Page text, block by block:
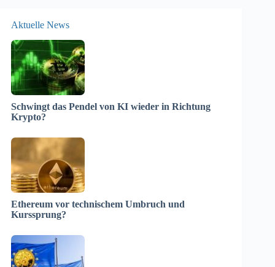
Aktuelle News
Schwingt das Pendel von KI wieder in Richtung
Krypto?
Ethereum vor technischem Umbruch und
Kurssprung?